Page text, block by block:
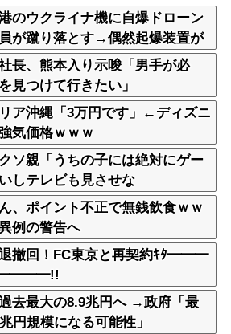
のウクライナ機に自爆ドローン
が蹴り落とす→偶然起爆装置が
長、熊本入り示唆「男手が必
見つけて行きたい」
ア沖縄「3万円です」←ディズニ
気価格ｗｗｗ
クソ親「うちの子には絶対にゲー
しテレビも見させな
！」
、ポイント不正で無銭飲食ｗｗ
例の警告へ
撤回！FC東京と再契約ｷﾀ━━━
去最大の8.9兆円へ →政府「最
円規模になる可能性」